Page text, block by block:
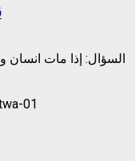
السؤال: إذا مات